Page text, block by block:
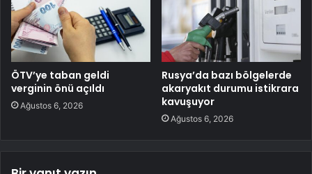
ÖTV’ye taban geldi
verginin önü açıldı
Ağustos 6, 2026
Rusya’da bazı bölgelerde
akaryakıt durumu istikrara
kavuşuyor
Ağustos 6, 2026